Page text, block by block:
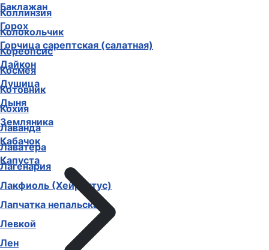
Коллинзия
Колокольчик
Кореопсис
Космея
Котовник
Кохия
Лаванда
Лаватера
Лагенария
Лакфиоль (Хейрантус)
Лапчатка непальская
Левкой
Лен
Баклажан
Горох
Горчица сарептская (салатная)
Дайкон
Душица
Дыня
Земляника
Кабачок
Капуста